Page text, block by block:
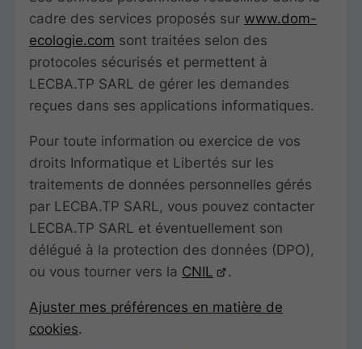
cadre des services proposés sur www.dom-
ecologie.com sont traitées selon des
protocoles sécurisés et permettent à
LECBA.TP SARL de gérer les demandes
reçues dans ses applications informatiques.
Pour toute information ou exercice de vos
droits Informatique et Libertés sur les
traitements de données personnelles gérés
par LECBA.TP SARL, vous pouvez contacter
LECBA.TP SARL et éventuellement son
délégué à la protection des données (DPO),
ou vous tourner vers la CNIL .
Ajuster mes préférences en matière de
cookies.